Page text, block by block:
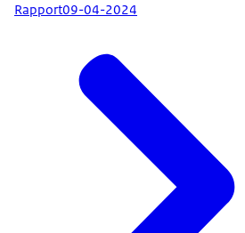
Rapport09-04-2024